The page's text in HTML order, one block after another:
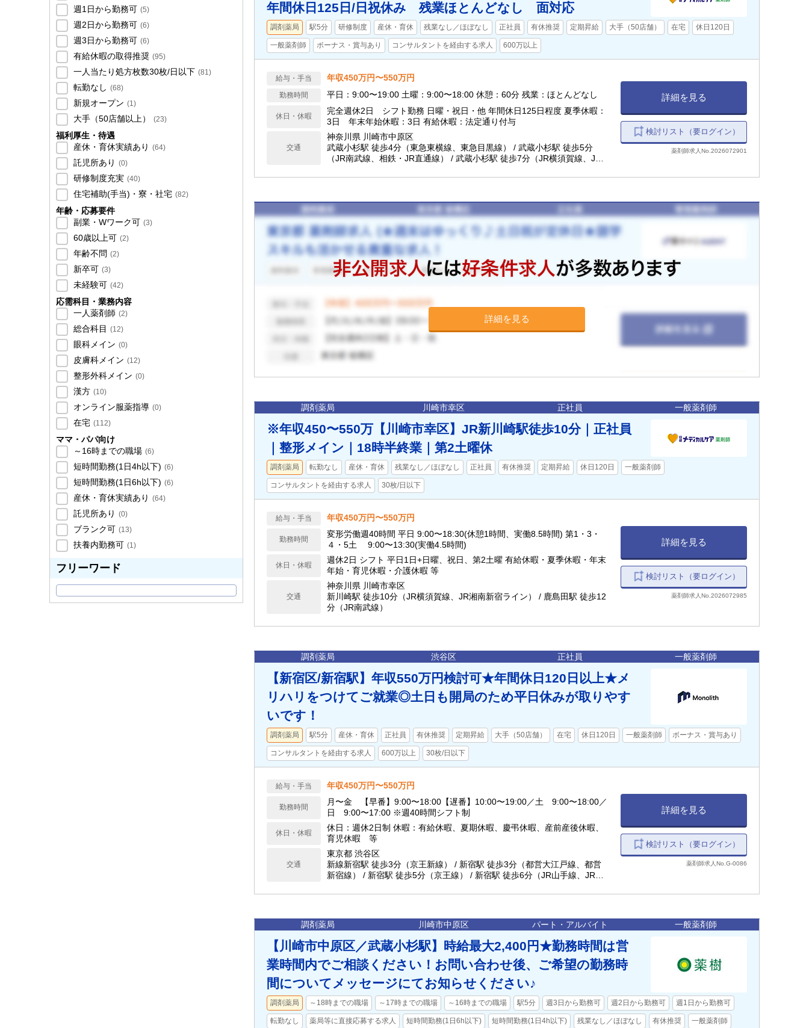
週1日から勤務可 (5)
週2日から勤務可 (6)
週3日から勤務可 (6)
有給休暇の取得推奨 (95)
一人当たり処方枚数30枚/日以下 (81)
転勤なし (68)
新規オープン (1)
大手（50店舗以上） (23)
福利厚生・待遇
産休・育休実績あり (64)
託児所あり (0)
研修制度充実 (40)
住宅補助(手当)・寮・社宅 (82)
年齢・応募要件
副業・Wワーク可 (3)
60歳以上可 (2)
年齢不問 (2)
新卒可 (3)
未経験可 (42)
応需科目・業務内容
一人薬剤師 (2)
総合科目 (12)
眼科メイン (0)
皮膚科メイン (12)
整形外科メイン (0)
漢方 (10)
オンライン服薬指導 (0)
在宅 (112)
ママ・パパ向け
～16時までの職場 (6)
短時間勤務(1日4h以下) (6)
短時間勤務(1日6h以下) (6)
産休・育休実績あり (64)
託児所あり (0)
ブランク可 (13)
扶養内勤務可 (1)
フリーワード
年間休日125日/日祝休み 残業ほとんどなし 面対応
調剤薬局 駅5分 研修制度 産休・育休 残業なし／ほぼなし 正社員 有休推奨 定期昇給 大手（50店舗） 在宅 休日120日
一般薬剤師 ボーナス・賞与あり コンサルタントを経由する求人 600万以上
給与・手当 年収450万円〜550万円
勤務時間 平日：9:00〜19:00 土曜：9:00〜18:00 休憩：60分 残業：ほとんどなし
休日・休暇
完全週休2日 シフト勤務 日曜・祝日・他 年間休日125日程度 夏季休暇：
3日 年末年始休暇：3日 有給休暇：法定通り付与
交通
神奈川県 川崎市中原区
武蔵小杉駅 徒歩4分（東急東横線、東急目黒線） / 武蔵小杉駅 徒歩5分
（JR南武線、相鉄・JR直通線） / 武蔵小杉駅 徒歩7分（JR横須賀線、JR
詳細を見る
検討リスト（要ログイン）
薬剤師求人No.2026072901
詳細を見る
調剤薬局 川崎市幸区 正社員 一般薬剤師
※年収450〜550万【川崎市幸区】JR新川崎駅徒歩10分｜正社員
｜整形メイン｜18時半終業｜第2土曜休
調剤薬局 転勤なし 産休・育休 残業なし／ほぼなし 正社員 有休推奨 定期昇給 休日120日 一般薬剤師
コンサルタントを経由する求人 30枚/日以下
給与・手当 年収450万円〜550万円
勤務時間
変形労働週40時間 平日 9:00〜18:30(休憩1時間、実働8.5時間) 第1・3・
４・5土 9:00〜13:30(実働4.5時間)
休日・休暇
週休2日 シフト 平日1日+日曜、祝日、第2土曜 有給休暇・夏季休暇・年末
年始・育児休暇・介護休暇 等
交通
神奈川県 川崎市幸区
新川崎駅 徒歩10分（JR横須賀線、JR湘南新宿ライン） / 鹿島田駅 徒歩12
分（JR南武線）
詳細を見る
検討リスト（要ログイン）
薬剤師求人No.2026072985
調剤薬局 渋谷区 正社員 一般薬剤師
【新宿区/新宿駅】年収550万円検討可★年間休日120日以上★メ
リハリをつけてご就業◎土日も開局のため平日休みが取りやす
いです！
調剤薬局 駅5分 産休・育休 正社員 有休推奨 定期昇給 大手（50店舗） 在宅 休日120日 一般薬剤師 ボーナス・賞与あり
コンサルタントを経由する求人 600万以上 30枚/日以下
給与・手当 年収450万円〜550万円
勤務時間
月〜金 【早番】9:00〜18:00【遅番】10:00〜19:00／土 9:00〜18:00／
日 9:00〜17:00 ※週40時間シフト制
休日・休暇
休日：週休2日制 休暇：有給休暇、夏期休暇、慶弔休暇、産前産後休暇、
育児休暇 等
交通
東京都 渋谷区
新線新宿駅 徒歩3分（京王新線） / 新宿駅 徒歩3分（都営大江戸線、都営
新宿線） / 新宿駅 徒歩5分（京王線） / 新宿駅 徒歩6分（JR山手線、JR中
田エクスプレス、JR湘南新宿ライン） / 南新宿駅 徒歩6分（小田急線） /
詳細を見る
検討リスト（要ログイン）
薬剤師求人No.G-0086
調剤薬局 川崎市中原区 パート・アルバイト 一般薬剤師
【川崎市中原区／武蔵小杉駅】時給最大2,400円★勤務時間は営
業時間内でご相談ください！お問い合わせ後、ご希望の勤務時
間についてメッセージにてお知らせください♪
調剤薬局 ～18時までの職場 ～17時までの職場 ～16時までの職場 駅5分 週3日から勤務可 週2日から勤務可 週1日から勤務可
転勤なし 薬局等に直接応募する求人 短時間勤務(1日6h以下) 短時間勤務(1日4h以下) 残業なし／ほぼなし 有休推奨 一般薬剤師